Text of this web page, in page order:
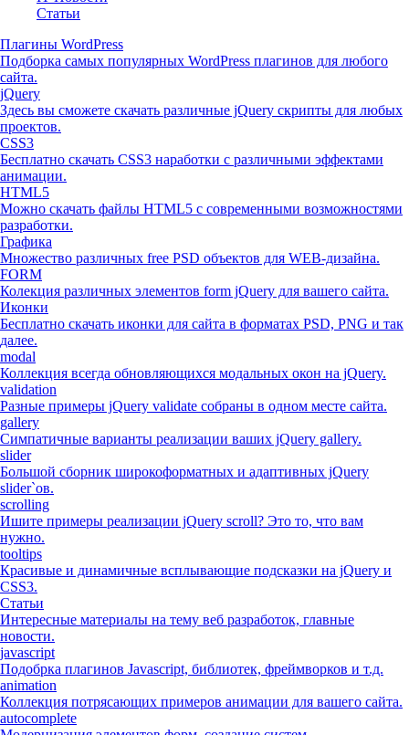
Статьи
Плагины WordPress
Подборка самых популярных WordPress плагинов для любого
сайта.
jQuery
Здесь вы сможете скачать различные jQuery скрипты для любых
проектов.
CSS3
Бесплатно скачать CSS3 наработки с различными эффектами
анимации.
HTML5
Можно скачать файлы HTML5 с современными возможностями
разработки.
Графика
Множество различных free PSD объектов для WEB-дизайна.
FORM
Колекция различных элементов form jQuery для вашего сайта.
Иконки
Бесплатно скачать иконки для сайта в форматах PSD, PNG и так
далее.
modal
Коллекция всегда обновляющихся модальных окон на jQuery.
validation
Разные примеры jQuery validate собраны в одном месте сайта.
gallery
Симпатичные варианты реализации ваших jQuery gallery.
slider
Большой сборник широкоформатных и адаптивных jQuery
slider`ов.
scrolling
Ишите примеры реализации jQuery scroll? Это то, что вам
нужно.
tooltips
Красивые и динамичные всплывающие подсказки на jQuery и
CSS3.
Статьи
Интересные материалы на тему веб разработок, главные
новости.
javascript
Подобрка плагинов Javascript, библиотек, фреймворков и т.д.
animation
Коллекция потрясающих примеров анимации для вашего сайта.
autocomplete